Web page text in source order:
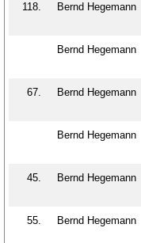
118. Bernd Hegemann
Bernd Hegemann
67. Bernd Hegemann
Bernd Hegemann
45. Bernd Hegemann
55. Bernd Hegemann